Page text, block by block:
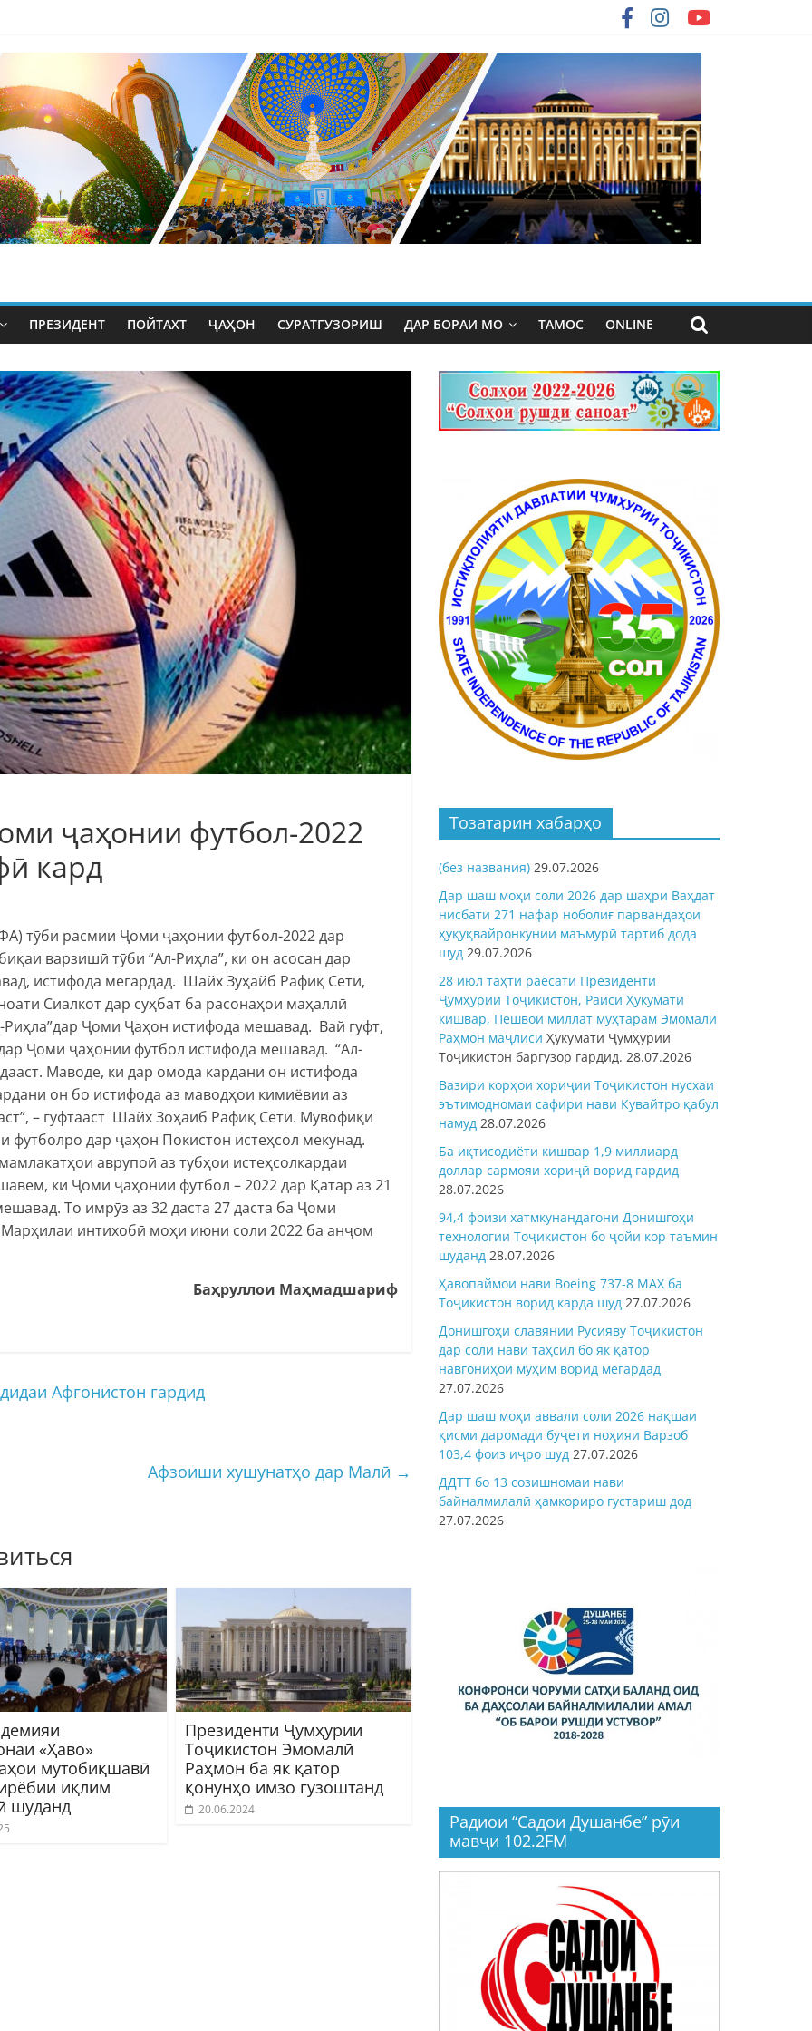
ПРЕЗИДЕНТ ПОЙТАХТ ҶАҲОН СУРАТГУЗОРИШ ДАР БОРАИ МО ТАМОС ONLINE
ҷаҳонии футбол-2022
кард
тӯби расмии Ҷоми ҷаҳонии футбол-2022 дар
варзишӣ тӯби “Ал-Риҳла”, ки он асосан дар
истифода мегардад. Шайх Зуҳайб Рафиқ Сетӣ,
Сиалкот дар суҳбат ба расонаҳои маҳаллӣ
Риҳла”дар Ҷоми Ҷаҳон истифода мешавад. Вай гуфт,
Ҷоми ҷаҳонии футбол истифода мешавад. “Ал-
Маводе, ки дар омода кардани он истифода
он бо истифода аз маводҳои кимиёвии аз
– гуфтааст Шайх Зоҳаиб Рафиқ Сетӣ. Мувофиқи
дар ҷаҳон Покистон истеҳсол мекунад.
аврупоӣ аз тубҳои истеҳсолкардаи
ки Ҷоми ҷаҳонии футбол – 2022 дар Қатар аз 21
То имрӯз аз 32 даста 27 даста ба Ҷоми
интихобӣ моҳи июни соли 2022 ба анҷом
Баҳруллои Маҳмадшариф
Афғонистон гардид
Афзоиши хушунатҳо дар Малӣ →
«Ҳаво»
мутобиқшавӣ
иқлим
шуданд
Президенти Ҷумҳурии
Тоҷикистон Эмомалӣ
Раҳмон ба як қатор
қонунҳо имзо гузоштанд
20.06.2024
Тозатарин хабарҳо
(без названия) 29.07.2026
Дар шаш моҳи соли 2026 дар шаҳри Ваҳдат
нисбати 271 нафар ноболиғ парвандаҳои
ҳуқуқвайронкунии маъмурӣ тартиб дода
шуд 29.07.2026
28 июл таҳти раёсати Президенти
Ҷумҳурии Тоҷикистон, Раиси Ҳукумати
кишвар, Пешвои миллат муҳтарам Эмомалӣ
Раҳмон маҷлиси Ҳукумати Ҷумҳурии
Тоҷикистон баргузор гардид. 28.07.2026
Вазири корҳои хориҷии Тоҷикистон нусхаи
эътимодномаи сафири нави Кувайтро қабул
намуд 28.07.2026
Ба иқтисодиёти кишвар 1,9 миллиард
доллар сармояи хориҷӣ ворид гардид
28.07.2026
94,4 фоизи хатмкунандагони Донишгоҳи
технологии Тоҷикистон бо ҷойи кор таъмин
шуданд 28.07.2026
Ҳавопаймои нави Boeing 737-8 MAX ба
Тоҷикистон ворид карда шуд 27.07.2026
Донишгоҳи славянии Русияву Тоҷикистон
дар соли нави таҳсил бо як қатор
навгониҳои муҳим ворид мегардад
27.07.2026
Дар шаш моҳи аввали соли 2026 нақшаи
қисми даромади буҷети ноҳияи Варзоб
103,4 фоиз иҷро шуд 27.07.2026
ДДТТ бо 13 созишномаи нави
байналмилалӣ ҳамкориро густариш дод
27.07.2026
Радиои “Садои Душанбе” рӯи
мавҷи 102.2FM